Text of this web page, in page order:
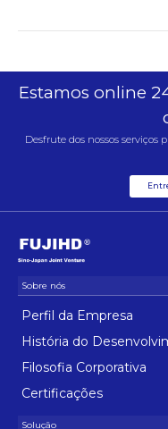
Estamos online
Desfrute dos nossos serviços
Perfil da Empresa
História do
Filosofia Corporativa
Certificações